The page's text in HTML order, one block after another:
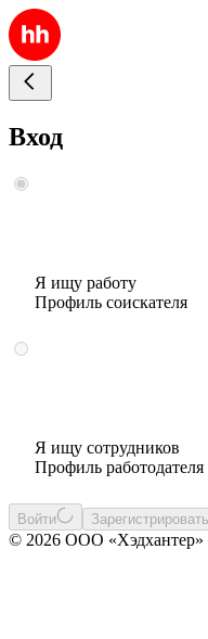
Вход
Я ищу работу
Профиль соискателя
Я ищу сотрудников
Профиль работодателя
Войти
© 2026 ООО «Хэдхантер»